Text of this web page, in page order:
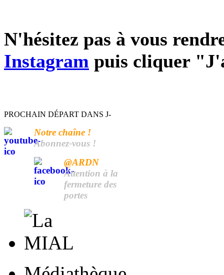
N'hésitez pas à vous
Instagram puis cliquer
PROCHAIN DÉPART DANS J-
Notre chaîne !
Abonnez-vous !
@ARDN
Attention à la
fermeture des
portes